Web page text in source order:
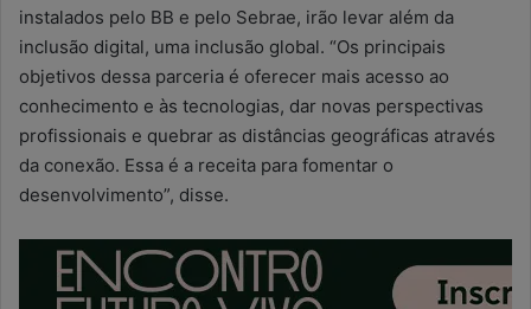
instalados pelo BB e pelo Sebrae, irão levar além da
inclusão digital, uma inclusão global. “Os principais
objetivos dessa parceria é oferecer mais acesso ao
conhecimento e às tecnologias, dar novas perspectivas
profissionais e quebrar as distâncias geográficas através
da conexão. Essa é a receita para fomentar o
desenvolvimento”, disse.